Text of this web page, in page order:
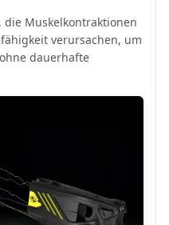
Muskelkontraktionen
verursachen, um
dauerhafte